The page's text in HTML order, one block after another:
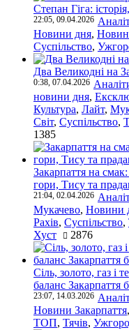
Степан Гіга:
22:05, 09.04.2026
Новини дня,
Суспільство,
Два Великодні на
0:38, 07.04.2026
новини дня,
Культура, Лайт,
Світ, Суспільство,
1385
Закарпаття на
гори, Тису та
21:04, 02.04.2026
Мукачево, Новини
Рахів, Суспільство,
Хуст
2876
Сіль, золото, газ і
баланс Закарпаття
23:07, 14.03.2026
Новини Закарпаття,
ТОП, Тячів,